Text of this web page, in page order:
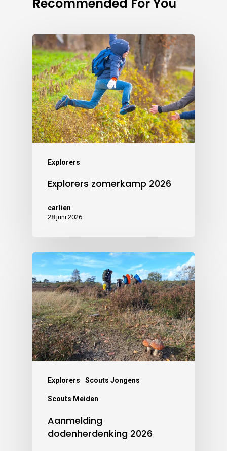
Explorers
Explorers zomerkamp 2026
carlien
28 juni 2026
Explorers Scouts Jongens
Scouts Meiden
Aanmelding
dodenherdenking 2026